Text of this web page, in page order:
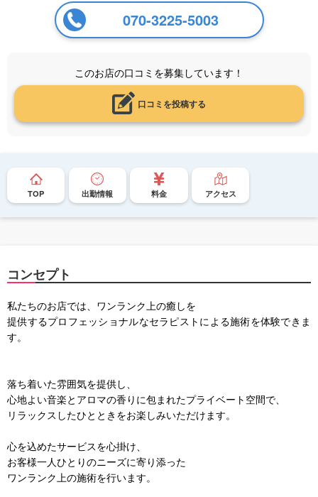
070-3225-5003
このお店の口コミを募集しています！
口コミを投稿する
TOP 出勤情報 料金 アクセス
コンセプト
私たちのお店では、ワンランク上の癒しを
提供するプロフェッショナルなセラピストによる施術を体験できま
す。
落ち着いた雰囲気を提供し、
心地よい音楽とアロマの香りに包まれたプライベート空間で、
リラックスしたひとときをお楽しみいただけます。
心を込めたサービスを心掛け、
お客様一人ひとりのニーズに寄り添った
ワンランク上の施術を行います。